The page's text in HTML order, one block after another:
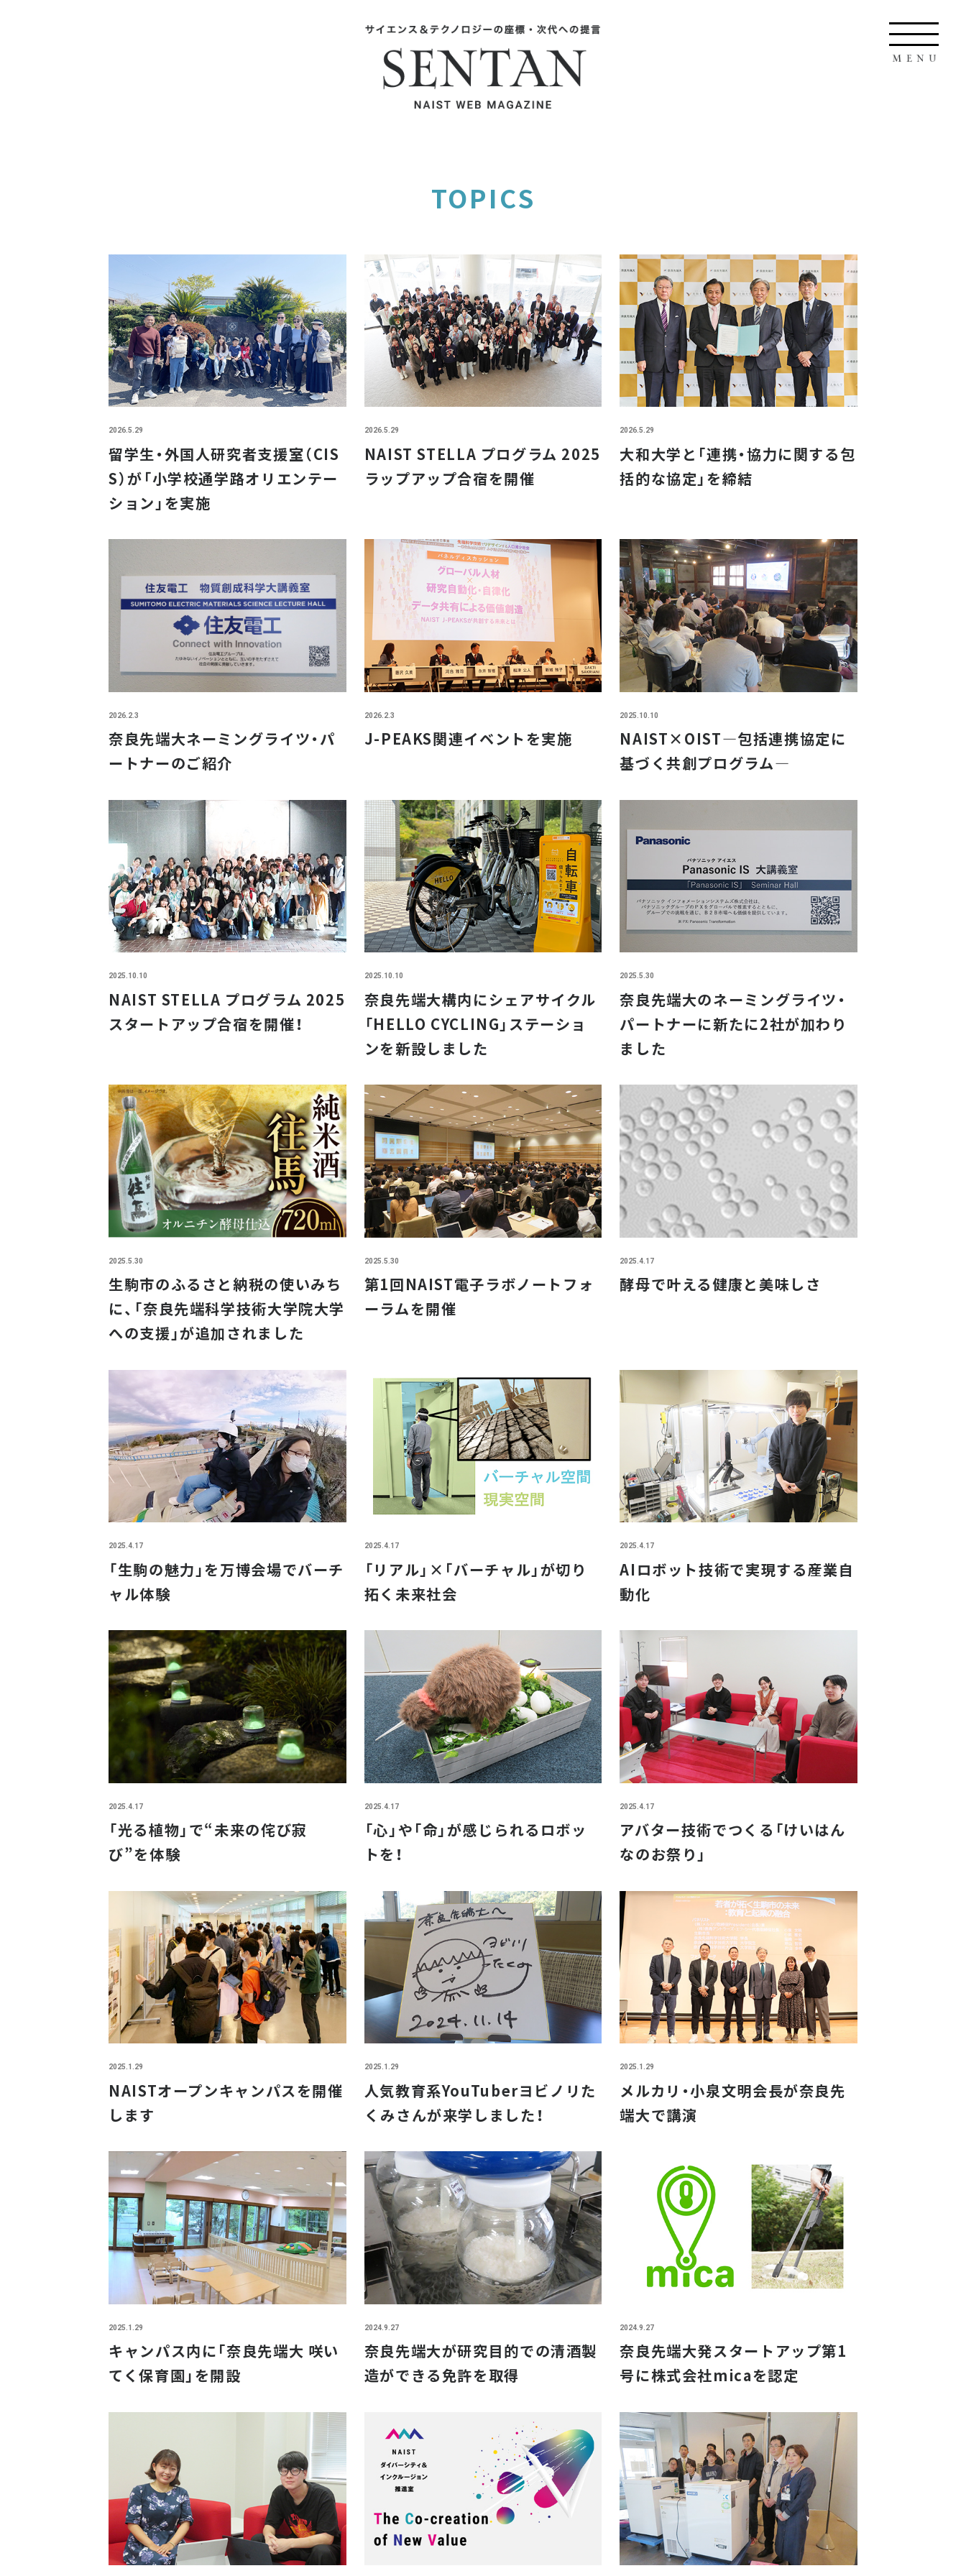
TOPICS
2026.5.29
留学生・外国人研究者支援室（CIS
S）が「小学校通学路オリエンテー
ション」を実施
2026.5.29
NAIST STELLA プログラム 2025
ラップアップ合宿を開催
2026.5.29
大和大学と「連携・協力に関する包
括的な協定」を締結
2026.2.3
奈良先端大ネーミングライツ・パ
ートナーのご紹介
2026.2.3
J-PEAKS関連イベントを実施
2025.10.10
NAIST×OIST―包括連携協定に
基づく共創プログラム―
2025.10.10
NAIST STELLA プログラム 2025
スタートアップ合宿を開催！
2025.10.10
奈良先端大構内にシェアサイクル
「HELLO CYCLING」ステーショ
ンを新設しました
2025.5.30
奈良先端大のネーミングライツ・
パートナーに新たに2社が加わり
ました
2025.5.30
生駒市のふるさと納税の使いみち
に、「奈良先端科学技術大学院大学
への支援」が追加されました
2025.5.30
第1回NAIST電子ラボノートフォ
ーラムを開催
2025.4.17
酵母で叶える健康と美味しさ
2025.4.17
「生駒の魅力」を万博会場でバーチ
ャル体験
2025.4.17
「リアル」×「バーチャル」が切り
拓く未来社会
2025.4.17
AIロボット技術で実現する産業自
動化
2025.4.17
「光る植物」で“未来の侘び寂
び”を体験
2025.4.17
「心」や「命」が感じられるロボッ
トを！
2025.4.17
アバター技術でつくる「けいはん
なのお祭り」
2025.1.29
NAISTオープンキャンパスを開催
します
2025.1.29
人気教育系YouTuberヨビノリた
くみさんが来学しました！
2025.1.29
メルカリ・小泉文明会長が奈良先
端大で講演
2025.1.29
キャンパス内に「奈良先端大 咲い
てく保育園」を開設
2024.9.27
奈良先端大が研究目的での清酒製
造ができる免許を取得
2024.9.27
奈良先端大発スタートアップ第1
号に株式会社micaを認定